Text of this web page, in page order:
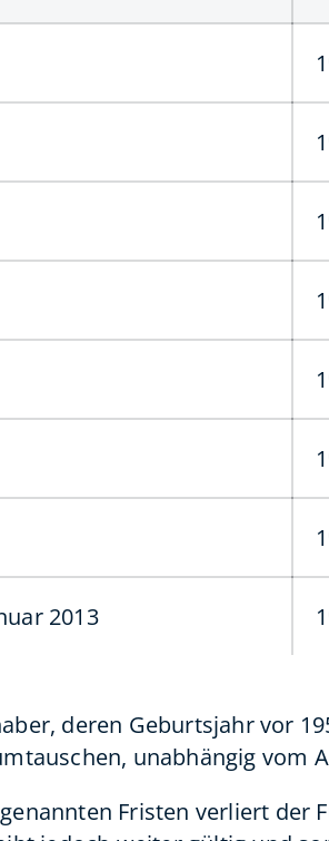
2013
deren Geburtsjahr vor
unabhängig vom
Fristen verliert der